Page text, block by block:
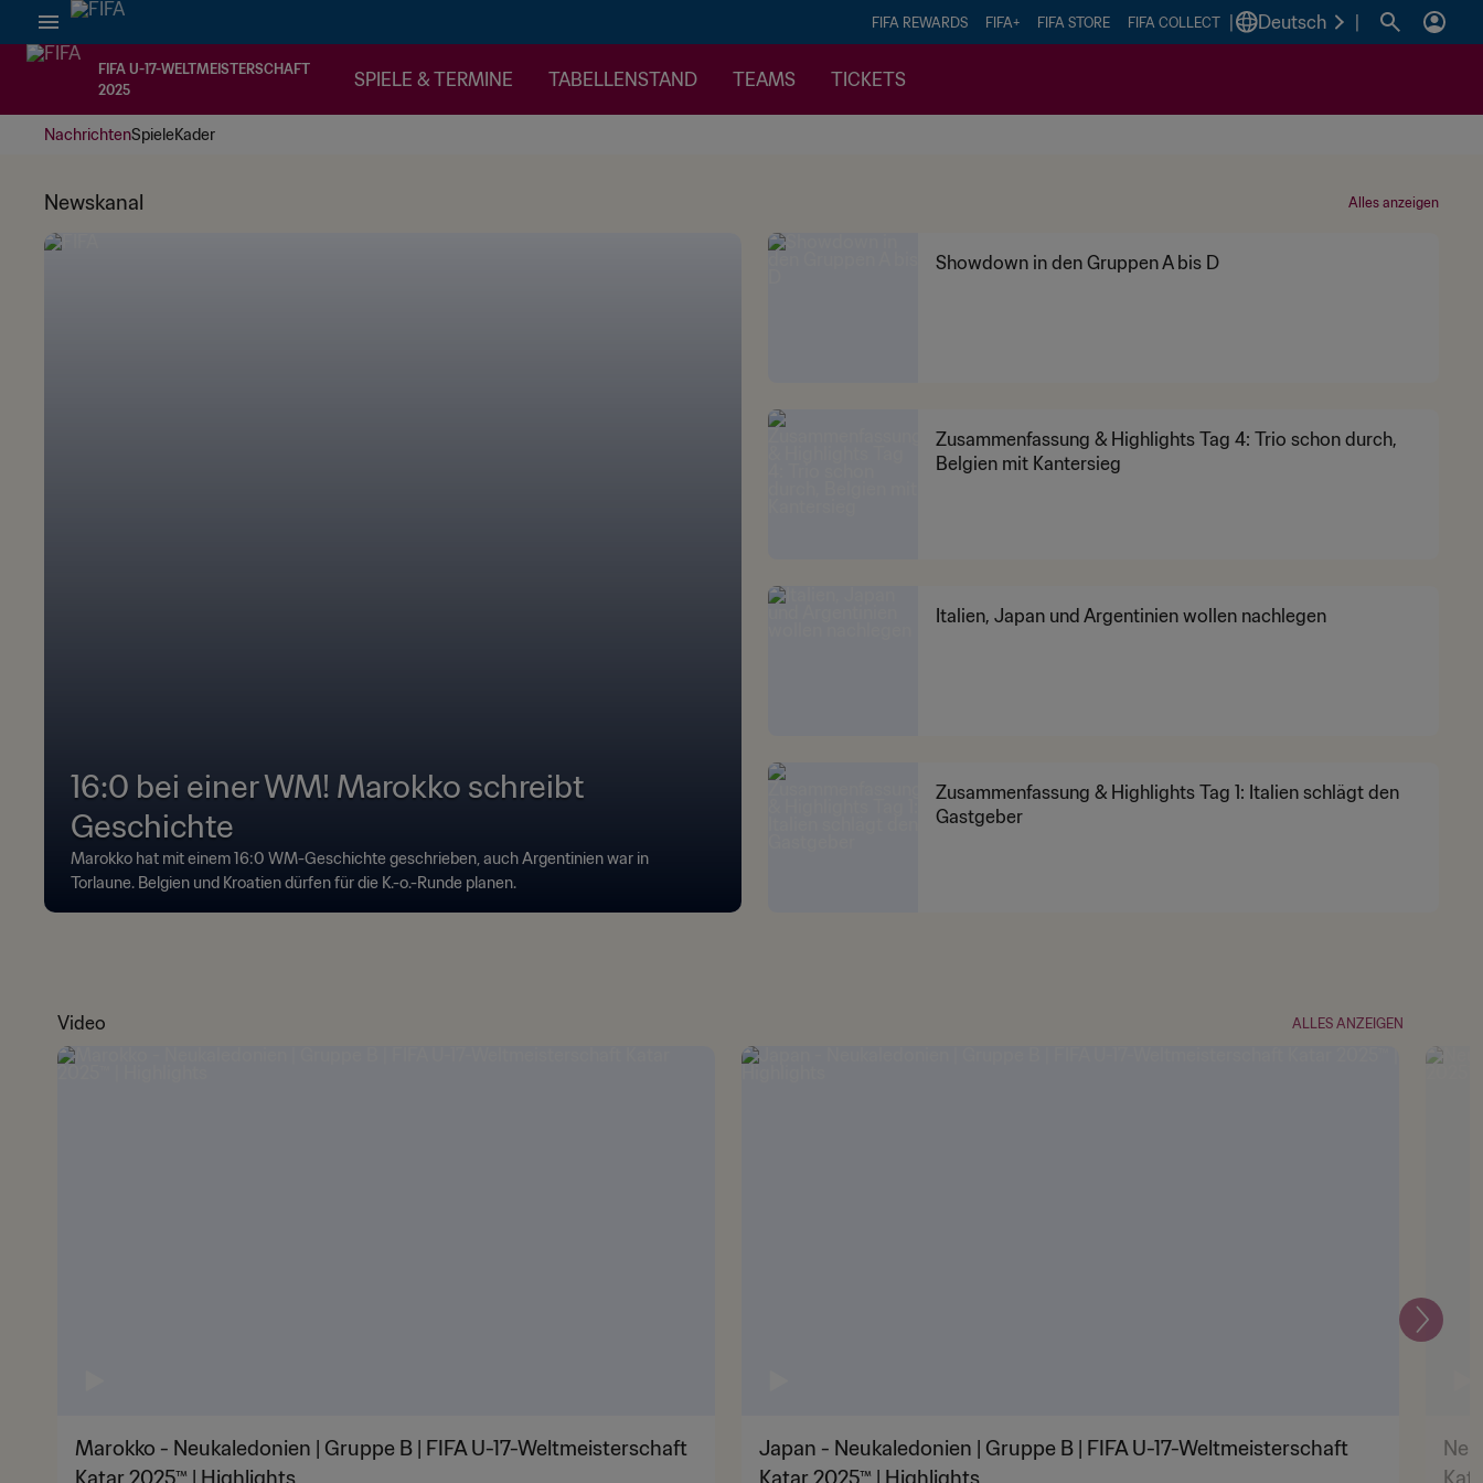
FIFA REWARDS FIFA+ FIFA STORE FIFA COLLECT Deutsch
FIFA U-17-WELTMEISTERSCHAFT
2025
SPIELE & TERMINE TABELLENSTAND TEAMS TICKETS
NachrichtenSpieleKader
Newskanal Alles anzeigen
16:0 bei einer WM! Marokko schreibt
Geschichte
Marokko hat mit einem 16:0 WM-Geschichte geschrieben, auch Argentinien war in
Torlaune. Belgien und Kroatien dürfen für die K.-o.-Runde planen.
Showdown in den Gruppen A bis D
Zusammenfassung & Highlights Tag 4: Trio schon durch,
Belgien mit Kantersieg
Italien, Japan und Argentinien wollen nachlegen
Zusammenfassung & Highlights Tag 1: Italien schlägt den
Gastgeber
Video ALLES ANZEIGEN
Marokko - Neukaledonien | Gruppe B | FIFA U-17-Weltmeisterschaft
Japan - Neukaledonien | Gruppe B | FIFA U-17-Weltmeisterschaft
Weiter